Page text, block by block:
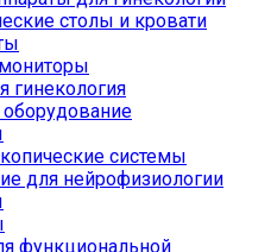
столы и кровати
гинекология
системы
для нейрофизиологии
функциональной